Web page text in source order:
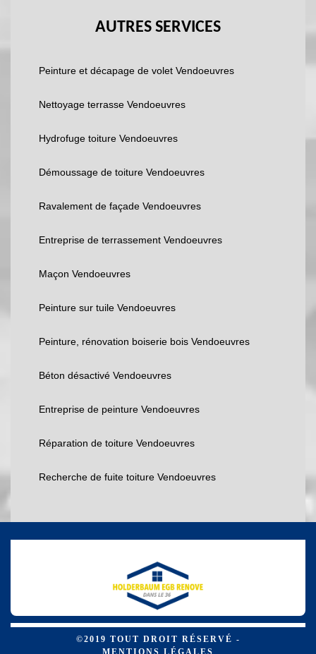
AUTRES SERVICES
Peinture et décapage de volet Vendoeuvres
Nettoyage terrasse Vendoeuvres
Hydrofuge toiture Vendoeuvres
Démoussage de toiture Vendoeuvres
Ravalement de façade Vendoeuvres
Entreprise de terrassement Vendoeuvres
Maçon Vendoeuvres
Peinture sur tuile Vendoeuvres
Peinture, rénovation boiserie bois Vendoeuvres
Béton désactivé Vendoeuvres
Entreprise de peinture Vendoeuvres
Réparation de toiture Vendoeuvres
Recherche de fuite toiture Vendoeuvres
©2019 TOUT DROIT RÉSERVÉ -
MENTIONS LÉGALES